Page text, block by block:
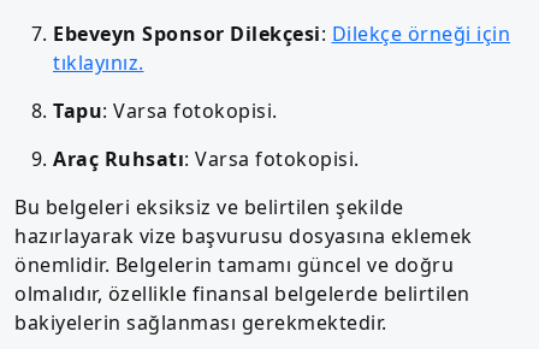
Ebeveyn Sponsor Dilekçesi: Dilekçe örneği için
tıklayınız.
Tapu: Varsa fotokopisi.
Araç Ruhsatı: Varsa fotokopisi.
Bu belgeleri eksiksiz ve belirtilen şekilde
hazırlayarak vize başvurusu dosyasına eklemek
önemlidir. Belgelerin tamamı güncel ve doğru
olmalıdır, özellikle finansal belgelerde belirtilen
bakiyelerin sağlanması gerekmektedir.